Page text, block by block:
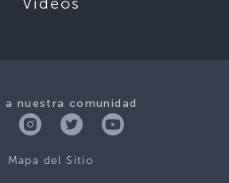
a nuestra comunidad
Mapa del Sitio